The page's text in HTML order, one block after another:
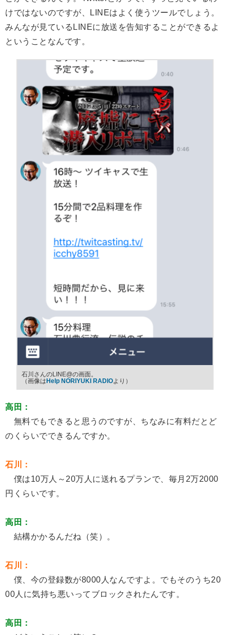
けではないのですが、LINEはよく使うツールでしょう。
みんなが見ているLINEに放送を告知することができるよ
ということなんです。
石川さんのLINE@の画面。
（画像は Help NORIYUKI RADIOより）
高田：
無料でもできると思うのですが、ちなみに有料だとど
のくらいでできるんですか。
石川：
僕は10万人～20万人に送れるプランで、毎月2万2000
円くらいです。
高田：
結構かかるんだね（笑）。
石川：
僕、今の登録数が8000人なんですよ。でもそのうち20
00人に気持ち悪いってブロックされたんです。
高田：